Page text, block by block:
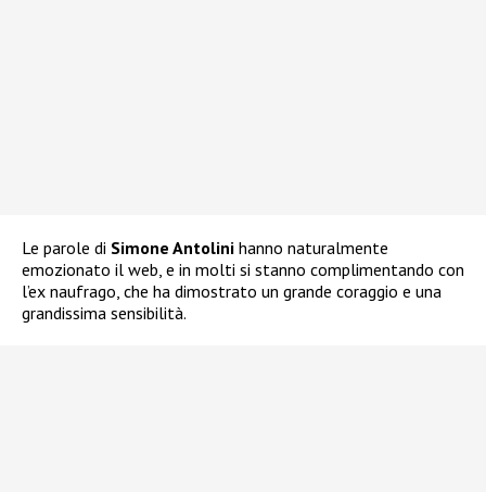
Le parole di Simone Antolini hanno naturalmente
emozionato il web, e in molti si stanno complimentando con
l’ex naufrago, che ha dimostrato un grande coraggio e una
grandissima sensibilità.